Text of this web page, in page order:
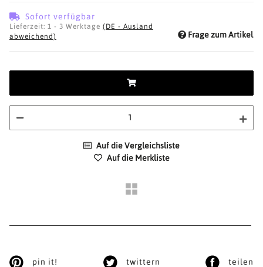
Sofort verfügbar
Lieferzeit: 1 - 3 Werktage (DE - Ausland
abweichend)
Frage zum Artikel
Auf die Vergleichsliste
Auf die Merkliste
pin it! twittern teilen